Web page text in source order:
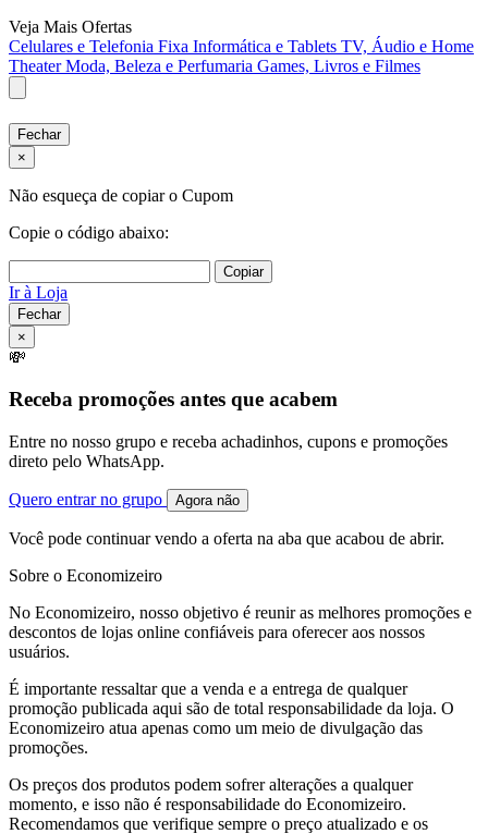
Veja Mais Ofertas
Celulares e Telefonia Fixa Informática e Tablets TV, Áudio e Home
TheaterModa, Beleza e Perfumaria Games, Livros e Filmes
Fechar
×
Não esqueça de copiar o Cupom
Copie o código abaixo:
Copiar
Ir à Loja
Fechar
×
💸
Receba promoções antes que acabem
Entre no nosso grupo e receba achadinhos, cupons e promoções
direto pelo WhatsApp.
Quero entrar no grupo Agora não
Você pode continuar vendo a oferta na aba que acabou de abrir.
Sobre o Economizeiro
No Economizeiro, nosso objetivo é reunir as melhores promoções e
descontos de lojas online confiáveis para oferecer aos nossos
usuários.
É importante ressaltar que a venda e a entrega de qualquer
promoção publicada aqui são de total responsabilidade da loja. O
Economizeiro atua apenas como um meio de divulgação das
promoções.
Os preços dos produtos podem sofrer alterações a qualquer
momento, e isso não é responsabilidade do Economizeiro.
Recomendamos que verifique sempre o preço atualizado e os